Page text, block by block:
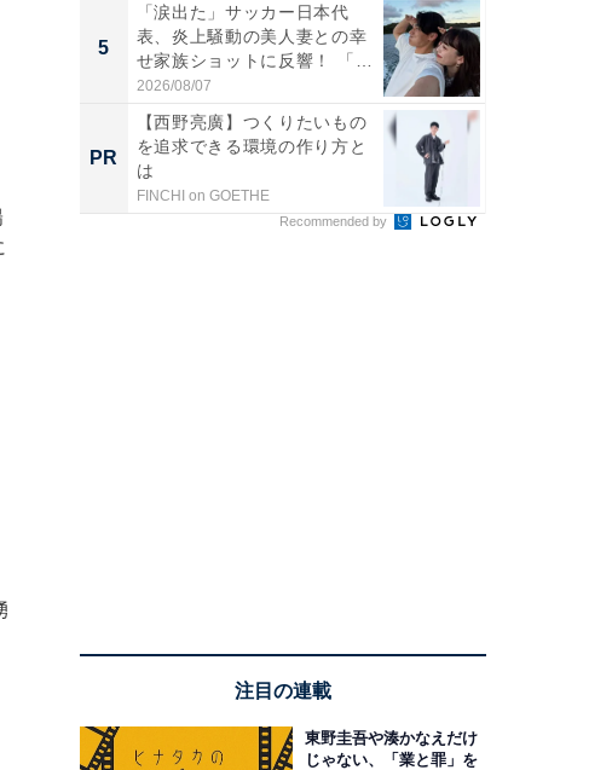
5
「涙出た」サッカー日本代
表、炎上騒動の美人妻との幸
せ家族ショットに反響！ 「最
高...
2026/08/07
PR
【西野亮廣】つくりたいもの
を追求できる環境の作り方と
は
FINCHI on GOETHE
Recommended by
注目の連載
東野圭吾や湊かなえだけ
じゃない、「業と罪」を